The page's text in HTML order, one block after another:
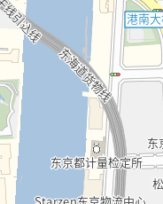
车"天王洲岛"车站步